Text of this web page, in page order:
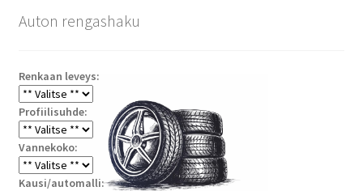
Auton rengashaku
Renkaan leveys:
Profiilisuhde:
Vannekoko:
Kausi/automalli: